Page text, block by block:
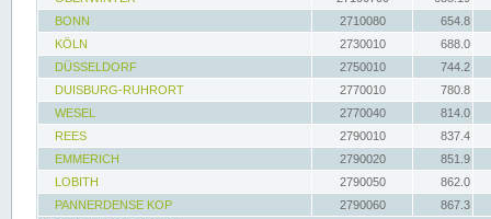
BONN
2710080
654.8
KÖLN
2730010
688.0
DÜSSELDORF
2750010
744.2
DUISBURG-RUHRORT
2770010
780.8
WESEL
2770040
814.0
REES
2790010
837.4
EMMERICH
2790020
851.9
LOBITH
2790050
862.0
PANNERDENSE KOP
2790060
867.3